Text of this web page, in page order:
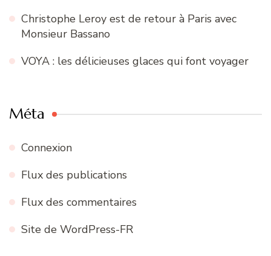
Christophe Leroy est de retour à Paris avec
Monsieur Bassano
VOYA : les délicieuses glaces qui font voyager
Méta
Connexion
Flux des publications
Flux des commentaires
Site de WordPress-FR